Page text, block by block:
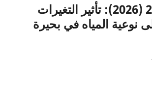
مجلد 3 عدد 2 (2026): تأثير التغيرات
نوعية المياه في بحيرة